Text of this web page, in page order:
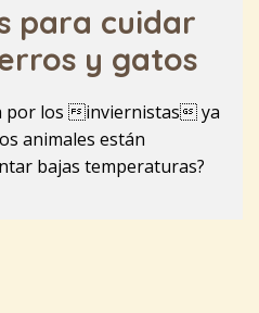
para cuidar
y gatos
por los inviernistas ya
animales están
bajas temperaturas?